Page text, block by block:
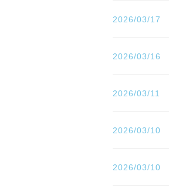
2026/03/17
2026/03/16
2026/03/11
2026/03/10
2026/03/10